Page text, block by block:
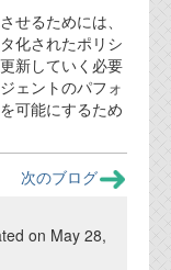
せるためには、
化されたポリシ
新していく必要
ェントのパフォ
可能にするため
次のブログ
on May 28,